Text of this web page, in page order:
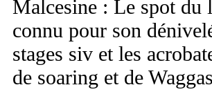
Malcesine : Le spot du
connu pour son
stages siv et les
de soaring et de